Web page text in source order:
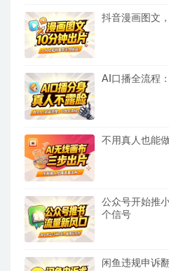
抖音漫画图文
AI口播全流程
不用真人也能
公众号开始推
个信号
闲鱼违规申诉